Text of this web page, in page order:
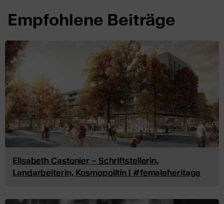
Empfohlene Beiträge
Elisabeth Castonier – Schriftstellerin,
Landarbeiterin, Kosmopolitin | #femaleheritage